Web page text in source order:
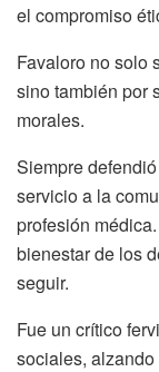
el compromiso
Favaloro no solo
sino también por
morales.
Siempre
servicio a la
profesión
bienestar de los
seguir.
Fue un crítico
sociales,